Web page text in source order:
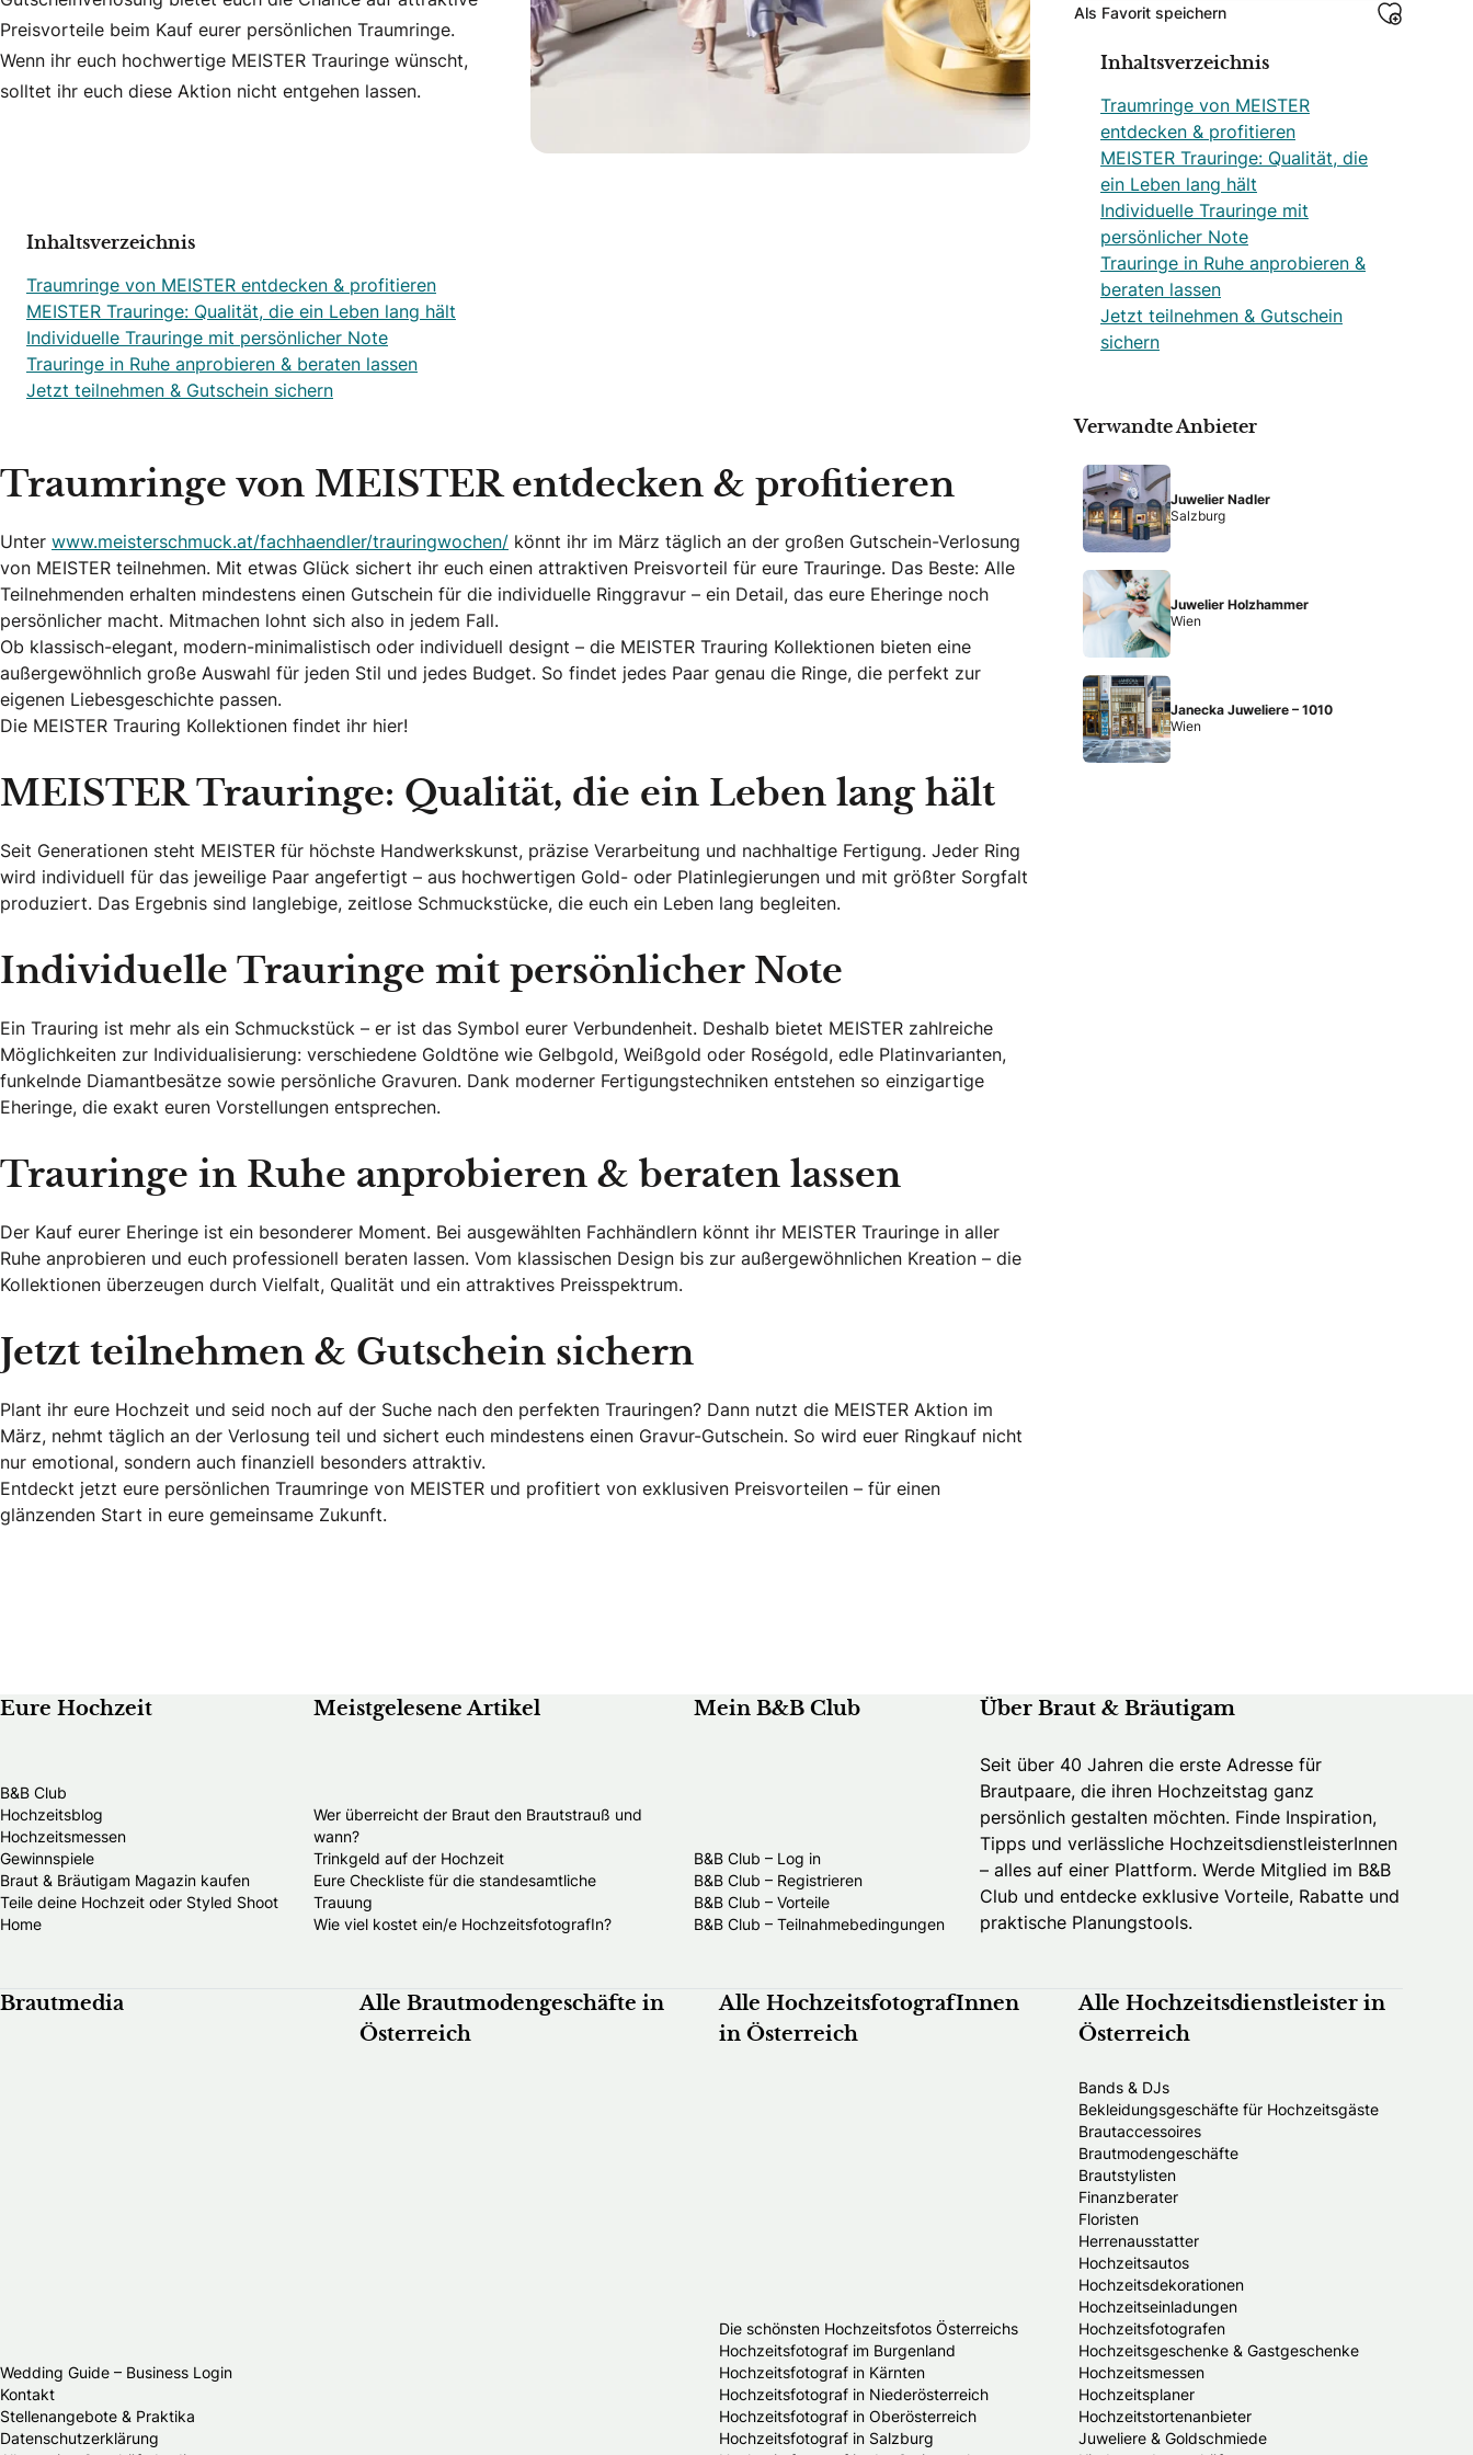
Preisvorteile beim Kauf eurer persönlichen Traumringe.
Wenn ihr euch hochwertige MEISTER Trauringe wünscht,
solltet ihr euch diese Aktion nicht entgehen lassen.
Inhaltsverzeichnis
Traumringe von MEISTER entdecken & profitieren
MEISTER Trauringe: Qualität, die ein Leben lang hält
Individuelle Trauringe mit persönlicher Note
Trauringe in Ruhe anprobieren & beraten lassen
Jetzt teilnehmen & Gutschein sichern
Traumringe von MEISTER entdecken & profitieren
Unter www.meisterschmuck.at/fachhaendler/trauringwochen/ könnt ihr im März täglich an der großen Gutschein-Verlosung
von MEISTER teilnehmen. Mit etwas Glück sichert ihr euch einen attraktiven Preisvorteil für eure Trauringe. Das Beste: Alle
Teilnehmenden erhalten mindestens einen Gutschein für die individuelle Ringgravur – ein Detail, das eure Eheringe noch
persönlicher macht. Mitmachen lohnt sich also in jedem Fall.
Ob klassisch-elegant, modern-minimalistisch oder individuell designt – die MEISTER Trauring Kollektionen bieten eine
außergewöhnlich große Auswahl für jeden Stil und jedes Budget. So findet jedes Paar genau die Ringe, die perfekt zur
eigenen Liebesgeschichte passen.
Die MEISTER Trauring Kollektionen findet ihr hier!
MEISTER Trauringe: Qualität, die ein Leben lang hält
Seit Generationen steht MEISTER für höchste Handwerkskunst, präzise Verarbeitung und nachhaltige Fertigung. Jeder Ring
wird individuell für das jeweilige Paar angefertigt – aus hochwertigen Gold- oder Platinlegierungen und mit größter Sorgfalt
produziert. Das Ergebnis sind langlebige, zeitlose Schmuckstücke, die euch ein Leben lang begleiten.
Individuelle Trauringe mit persönlicher Note
Ein Trauring ist mehr als ein Schmuckstück – er ist das Symbol eurer Verbundenheit. Deshalb bietet MEISTER zahlreiche
Möglichkeiten zur Individualisierung: verschiedene Goldtöne wie Gelbgold, Weißgold oder Roségold, edle Platinvarianten,
funkelnde Diamantbesätze sowie persönliche Gravuren. Dank moderner Fertigungstechniken entstehen so einzigartige
Eheringe, die exakt euren Vorstellungen entsprechen.
Trauringe in Ruhe anprobieren & beraten lassen
Der Kauf eurer Eheringe ist ein besonderer Moment. Bei ausgewählten Fachhändlern könnt ihr MEISTER Trauringe in aller
Ruhe anprobieren und euch professionell beraten lassen. Vom klassischen Design bis zur außergewöhnlichen Kreation – die
Kollektionen überzeugen durch Vielfalt, Qualität und ein attraktives Preisspektrum.
Jetzt teilnehmen & Gutschein sichern
Plant ihr eure Hochzeit und seid noch auf der Suche nach den perfekten Trauringen? Dann nutzt die MEISTER Aktion im
März, nehmt täglich an der Verlosung teil und sichert euch mindestens einen Gravur-Gutschein. So wird euer Ringkauf nicht
nur emotional, sondern auch finanziell besonders attraktiv.
Entdeckt jetzt eure persönlichen Traumringe von MEISTER und profitiert von exklusiven Preisvorteilen – für einen
glänzenden Start in eure gemeinsame Zukunft.
Als Favorit speichern
Inhaltsverzeichnis
Traumringe von MEISTER
entdecken & profitieren
MEISTER Trauringe: Qualität, die
ein Leben lang hält
Individuelle Trauringe mit
persönlicher Note
Trauringe in Ruhe anprobieren &
beraten lassen
Jetzt teilnehmen & Gutschein
sichern
Verwandte Anbieter
Juwelier Nadler
Salzburg
Juwelier Holzhammer
Wien
Janecka Juweliere – 1010
Wien
Eure Hochzeit
B&B Club
Hochzeitsblog
Hochzeitsmessen
Gewinnspiele
Braut & Bräutigam Magazin kaufen
Teile deine Hochzeit oder Styled Shoot
Home
Meistgelesene Artikel
Wer überreicht der Braut den Brautstrauß und
wann?
Trinkgeld auf der Hochzeit
Eure Checkliste für die standesamtliche
Trauung
Wie viel kostet ein/e HochzeitsfotografIn?
Mein B&B Club
B&B Club – Log in
B&B Club – Registrieren
B&B Club – Vorteile
B&B Club – Teilnahmebedingungen
Über Braut & Bräutigam
Seit über 40 Jahren die erste Adresse für
Brautpaare, die ihren Hochzeitstag ganz
persönlich gestalten möchten. Finde Inspiration,
Tipps und verlässliche HochzeitsdienstleisterInnen
– alles auf einer Plattform. Werde Mitglied im B&B
Club und entdecke exklusive Vorteile, Rabatte und
praktische Planungstools.
Brautmedia
Wedding Guide – Business Login
Kontakt
Stellenangebote & Praktika
Datenschutzerklärung
Alle Brautmodengeschäfte in
Österreich
Alle HochzeitsfotografInnen
in Österreich
Die schönsten Hochzeitsfotos Österreichs
Hochzeitsfotograf im Burgenland
Hochzeitsfotograf in Kärnten
Hochzeitsfotograf in Niederösterreich
Hochzeitsfotograf in Oberösterreich
Hochzeitsfotograf in Salzburg
Alle Hochzeitsdienstleister in
Österreich
Bands & DJs
Bekleidungsgeschäfte für Hochzeitsgäste
Brautaccessoires
Brautmodengeschäfte
Brautstylisten
Finanzberater
Floristen
Herrenausstatter
Hochzeitsautos
Hochzeitsdekorationen
Hochzeitseinladungen
Hochzeitsfotografen
Hochzeitsgeschenke & Gastgeschenke
Hochzeitsmessen
Hochzeitsplaner
Hochzeitstortenanbieter
Juweliere & Goldschmiede